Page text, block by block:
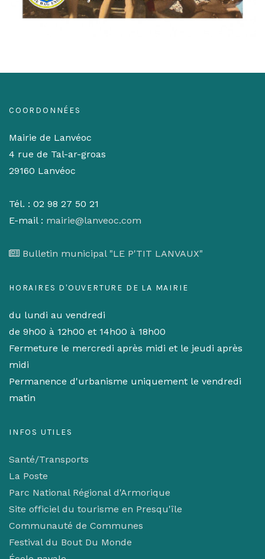
COORDONNÉES
Mairie de Lanvéoc
4 rue de Tal-ar-groas
29160 Lanvéoc
Tél. : 02 98 27 50 21
E-mail : mairie@lanveoc.com
Bulletin municipal "LE P'TIT LANVAUX"
HORAIRES D'OUVERTURE DE LA MAIRIE
du lundi au vendredi
de 9h00 à 12h00 et 14h00 à 18h00
Fermeture le mercredi après midi et le jeudi après
midi
Permanence d'urbanisme uniquement le vendredi
matin
INFOS UTILES
Santé/Transports
La Poste
Parc National Régional d'Armorique
Site officiel du tourisme en Presqu'île
Communauté de Communes
Festival du Bout Du Monde